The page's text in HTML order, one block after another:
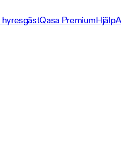
hyresgästQasa PremiumHjälp